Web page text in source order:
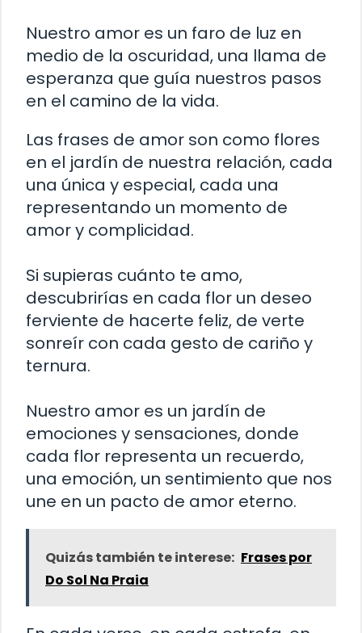
Nuestro amor es un faro de luz en
medio de la oscuridad, una llama de
esperanza que guía nuestros pasos
en el camino de la vida.
Las frases de amor son como flores
en el jardín de nuestra relación, cada
una única y especial, cada una
representando un momento de
amor y complicidad.
Si supieras cuánto te amo,
descubrirías en cada flor un deseo
ferviente de hacerte feliz, de verte
sonreír con cada gesto de cariño y
ternura.
Nuestro amor es un jardín de
emociones y sensaciones, donde
cada flor representa un recuerdo,
una emoción, un sentimiento que nos
une en un pacto de amor eterno.
Quizás también te interese: Frases por
Do Sol Na Praia